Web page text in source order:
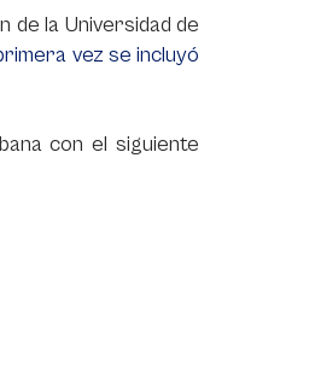
la Universidad de
vez se incluyó
con el siguiente